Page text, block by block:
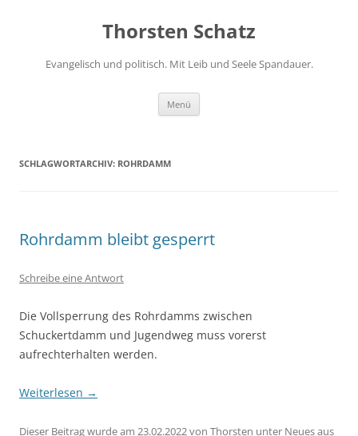
Thorsten Schatz
Evangelisch und politisch. Mit Leib und Seele Spandauer.
Menü
SCHLAGWORTARCHIV: ROHRDAMM
Rohrdamm bleibt gesperrt
Schreibe eine Antwort
Die Vollsperrung des Rohrdamms zwischen
Schuckertdamm und Jugendweg muss vorerst
aufrechterhalten werden.
Weiterlesen →
Dieser Beitrag wurde am 23.02.2022von Thorsten unter Neues aus